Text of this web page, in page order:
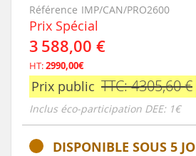
Référence IMP/CAN/PRO2600
Prix Spécial
3 588,00 €
HT:2990,00€
Prix public TTC: 4305,60 €
Inclus éco-participation DEE: 1€
DISPONIBLE SOUS 5
gallery